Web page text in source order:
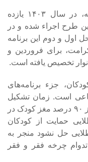
‎وی افزود: در سال ۱۴۰۲ هفت مرحله، در سال ۱۴۰۳ یازده
مرحله این طرح اجراء شده و در
اول و دوم این برنامه
برای فروردین و
تخصیص یافته است.
جزء برنامه‌های
است. زمان تشکیل
نطفه تا قبل از پایان ۵ سالگی (که بیش از ۹۰ درصد مغز کودک در
حمایت از کودکان
حل نشود منجر به
چرخه فقر و فقر